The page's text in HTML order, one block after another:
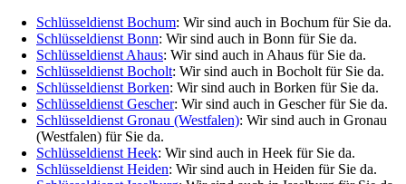
Schlüsseldienst Bochum: Wir sind auch in Bochum für Sie da.
Schlüsseldienst Bonn: Wir sind auch in Bonn für Sie da.
Schlüsseldienst Ahaus: Wir sind auch in Ahaus für Sie da.
Schlüsseldienst Bocholt: Wir sind auch in Bocholt für Sie da.
Schlüsseldienst Borken: Wir sind auch in Borken für Sie da.
Schlüsseldienst Gescher: Wir sind auch in Gescher für Sie da.
Schlüsseldienst Gronau (Westfalen): Wir sind auch in Gronau
(Westfalen) für Sie da.
Schlüsseldienst Heek: Wir sind auch in Heek für Sie da.
Schlüsseldienst Heiden: Wir sind auch in Heiden für Sie da.